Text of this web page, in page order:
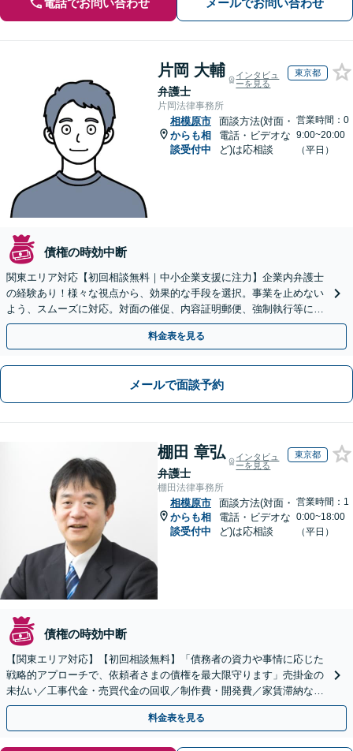
片岡 大輔
弁護士
インタビュ
ーを見る
東京都
片岡法律事務所
相模原市
からも相
談受付中
面談方法(対面・
電話・ビデオな
ど)は応相談
営業時間：0
9:00~20:00
（平日）
債権の時効中断
関東エリア対応【初回相談無料｜中小企業支援に注力】企業内弁護士
の経験あり！様々な視点から、効果的な手段を選択。事業を止めない
よう、スムーズに対応。対面の催促、内容証明郵便、強制執行等に精
通。お困りの方はすぐにご相談を【オンライン面談◎】
料金表を見る
メールで面談予約
棚田 章弘
弁護士
インタビュ
ーを見る
東京都
棚田法律事務所
相模原市
からも相
談受付中
面談方法(対面・
電話・ビデオな
ど)は応相談
営業時間：1
0:00~18:00
（平日）
債権の時効中断
【関東エリア対応】【初回相談無料】「債務者の資力や事情に応じた
戦略的アプローチで、依頼者さまの債権を最大限守ります」売掛金の
未払い／工事代金・売買代金の回収／制作費・開発費／家賃滞納な
ど、事業活動で発生するあらゆる債権回収に実績あり
料金表を見る